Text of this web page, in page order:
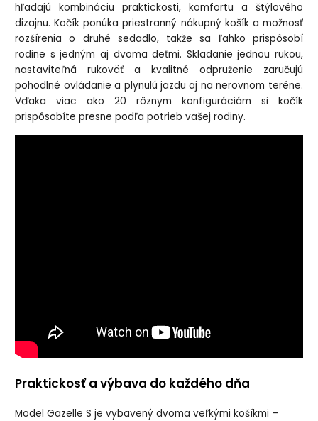
hľadajú kombináciu praktickosti, komfortu a štýlového
dizajnu. Kočík ponúka priestranný nákupný košík a možnosť
rozšírenia o druhé sedadlo, takže sa ľahko prispôsobí
rodine s jedným aj dvoma deťmi. Skladanie jednou rukou,
nastaviteľná rukoväť a kvalitné odpruženie zaručujú
pohodlné ovládanie a plynulú jazdu aj na nerovnom teréne.
Vďaka viac ako 20 rôznym konfiguráciám si kočík
prispôsobíte presne podľa potrieb vašej rodiny.
Praktickosť a výbava do každého dňa
Model Gazelle S je vybavený dvoma veľkými košíkmi –